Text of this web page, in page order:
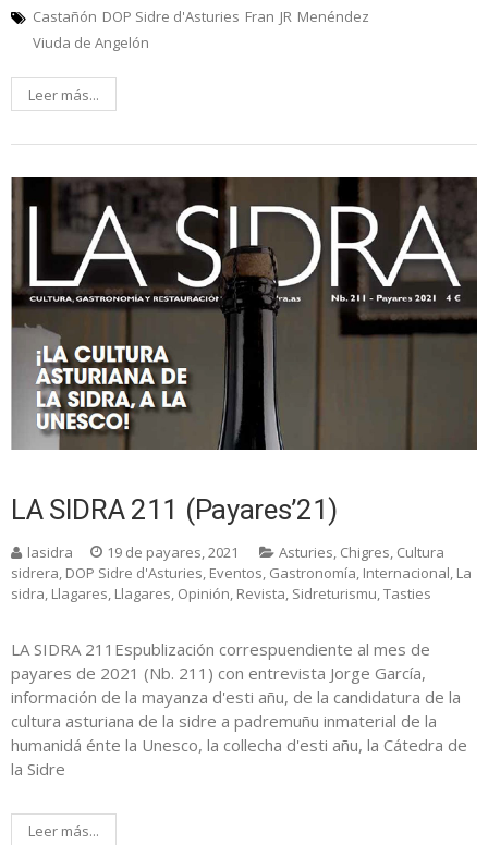
Castañón DOP Sidre d'Asturies Fran JR Menéndez
Viuda de Angelón
Leer más...
LA SIDRA 211 (Payares’21)
lasidra 19 de payares, 2021 Asturies, Chigres, Cultura
sidrera, DOP Sidre d'Asturies, Eventos, Gastronomía, Internacional, La
sidra, Llagares, Llagares, Opinión, Revista, Sidreturismu,Tasties
LA SIDRA 211Espublización correspuendiente al mes de
payares de 2021 (Nb. 211) con entrevista Jorge García,
información de la mayanza d'esti añu, de la candidatura de la
cultura asturiana de la sidre a padremuñu inmaterial de la
humanidá énte la Unesco, la collecha d'esti añu, la Cátedra de
la Sidre
Leer más...